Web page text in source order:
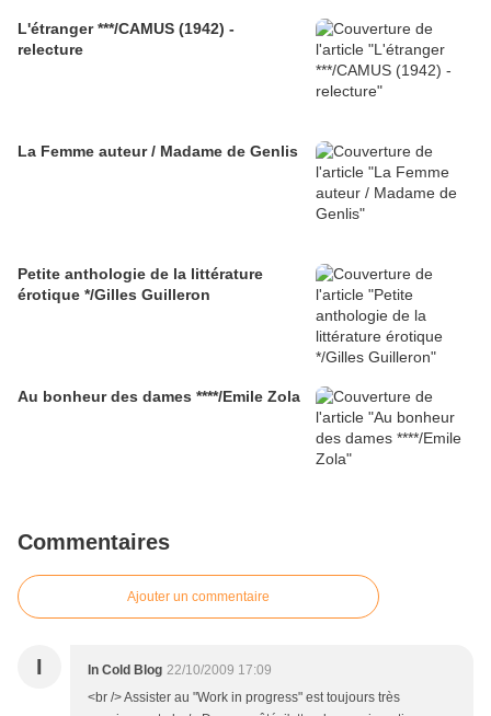
L'étranger ***/CAMUS (1942) -
relecture
La Femme auteur / Madame de Genlis
Petite anthologie de la littérature
érotique */Gilles Guilleron
Au bonheur des dames ****/Emile Zola
Commentaires
Ajouter un commentaire
I In Cold Blog 22/10/2009 17:09
<br /> Assister au "Work in progress" est toujours très